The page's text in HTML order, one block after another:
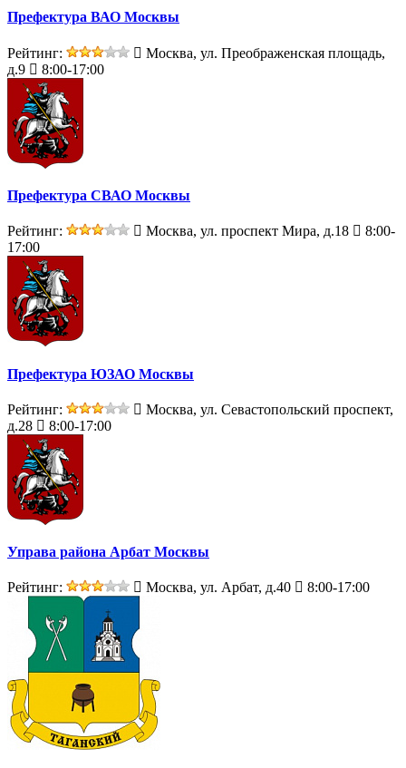
Префектура ВАО Москвы
Рейтинг:
Москва, ул. Преображенская площадь,
д.9
8:00-17:00
Префектура СВАО Москвы
Рейтинг: Москва, ул. проспект Мира, д.18
8:00-
17:00
Префектура ЮЗАО Москвы
Рейтинг:
Москва, ул. Севастопольский проспект,
д.28
8:00-17:00
Управа района Арбат Москвы
Рейтинг: Москва, ул. Арбат, д.40 8:00-17:00